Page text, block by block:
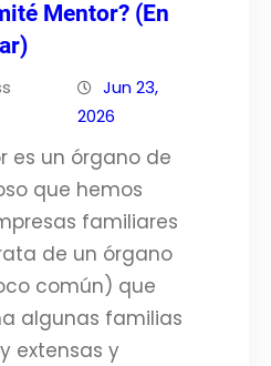
Mentor? (En
Jun 23,
2026
es un órgano de
que hemos
familiares
de un órgano
común) que
algunas familias
extensas y